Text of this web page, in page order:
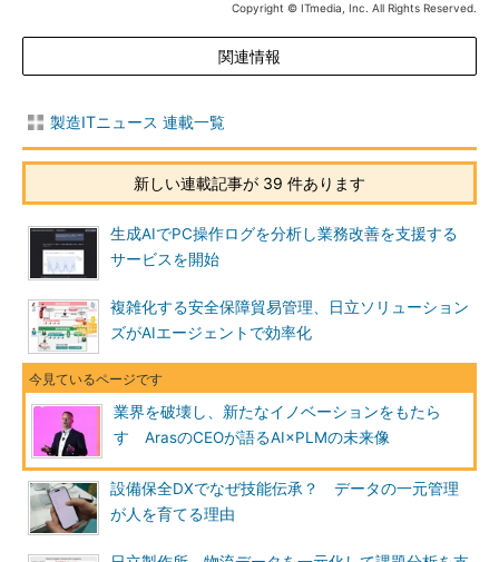
Copyright © ITmedia, Inc. All Rights Reserved.
関連情報
製造ITニュース 連載一覧
新しい連載記事が 39 件あります
生成AIでPC操作ログを分析し業務改善を支援する
サービスを開始
複雑化する安全保障貿易管理、日立ソリューション
ズがAIエージェントで効率化
業界を破壊し、新たなイノベーションをもたら
す ArasのCEOが語るAI×PLMの未来像
設備保全DXでなぜ技能伝承？ データの一元管理
が人を育てる理由